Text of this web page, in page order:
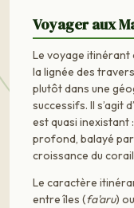
Voyager aux
Le voyage itinérant
la lignée des
plutôt dans une
successifs. Il s’agit
est quasi inexistant
profond, balayé
croissance du
Le caractère
entre îles (fa'aru)